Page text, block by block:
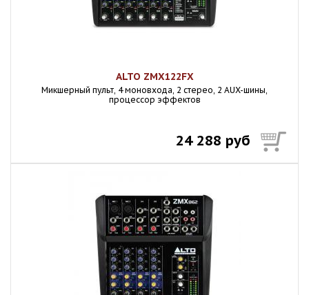
ALTO ZMX122FX
Микшерный пульт, 4 моновхода, 2 стерео, 2 AUX-шины,
процессор эффектов
24 288 руб